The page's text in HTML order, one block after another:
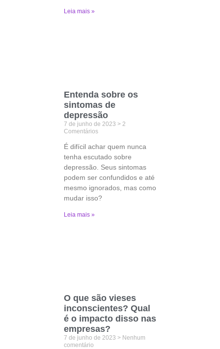
Leia mais »
Entenda sobre os
sintomas de
depressão
7 de junho de 2023
2
Comentários
É difícil achar quem nunca
tenha escutado sobre
depressão. Seus sintomas
podem ser confundidos e até
mesmo ignorados, mas como
mudar isso?
Leia mais »
O que são vieses
inconscientes? Qual
é o impacto disso nas
empresas?
7 de junho de 2023
Nenhum
comentário